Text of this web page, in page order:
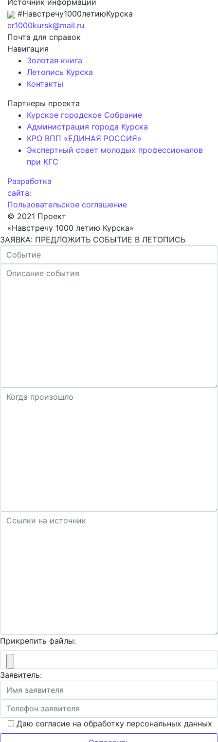
Источник информации
#Навстречу1000летиюКурска
er1000kursk@mail.ru
Почта для справок
Навигация
Золотая книга
Летопись Курска
Контакты
Партнеры проекта
Курское городское Собрание
Администрация города Курска
КРО ВПП «ЕДИНАЯ РОССИЯ»
Экспертный совет молодых профессионалов
при КГС
Разработка
сайта:
Пользовательское соглашение
© 2021 Проект
«Навстречу 1000 летию Курска»
ЗАЯВКА: ПРЕДЛОЖИТЬ СОБЫТИЕ В ЛЕТОПИСЬ
Прикрепить файлы:
Заявитель:
Даю согласие на обработку персональных данных